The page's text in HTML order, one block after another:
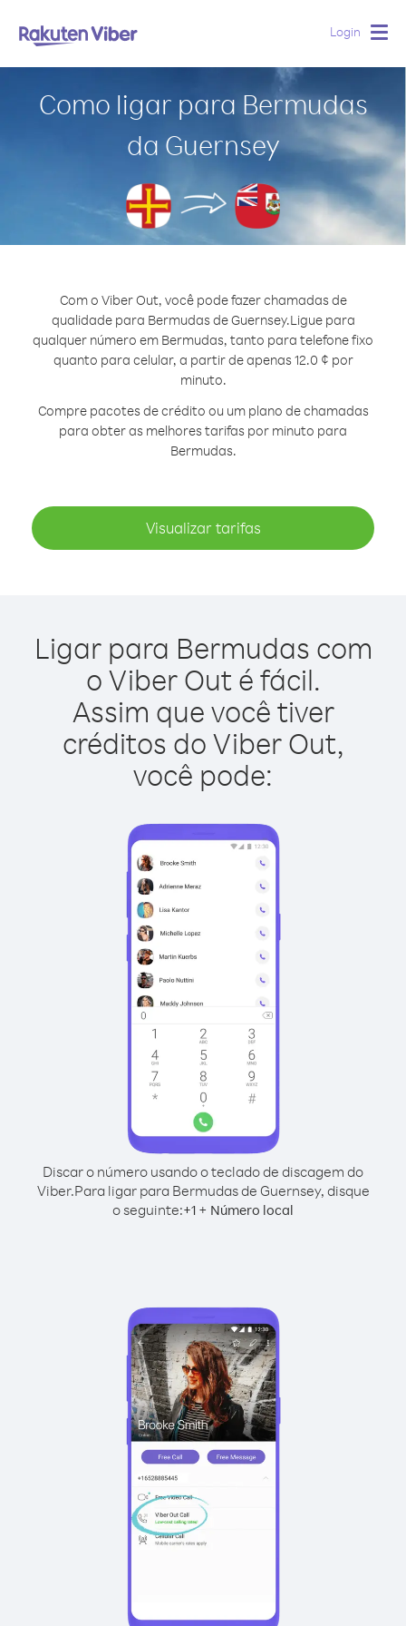
Login
Como ligar para Bermudas
da Guernsey
Com o Viber Out, você pode fazer chamadas de
qualidade para Bermudas de Guernsey.Ligue para
qualquer número em Bermudas, tanto para telefone fixo
quanto para celular, a partir de apenas 12.0 ¢ por
minuto.
Compre pacotes de crédito ou um plano de chamadas
para obter as melhores tarifas por minuto para
Bermudas.
Visualizar tarifas
Ligar para Bermudas com
o Viber Out é fácil.
Assim que você tiver
créditos do Viber Out,
você pode:
Discar o número usando o teclado de discagem do
Viber.Para ligar para Bermudas de Guernsey, disque
o seguinte:+1 + Número local